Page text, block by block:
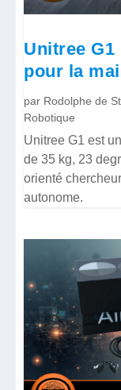
Unitree
pour la
par Rodolphe de
Robotique
Unitree G1 est
de 35 kg, 23
orienté
autonome.